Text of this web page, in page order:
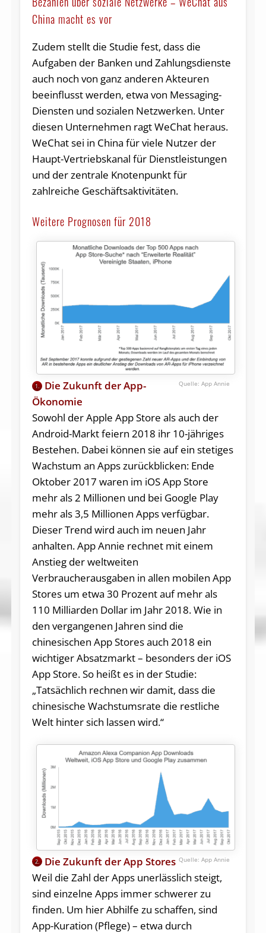
China macht es vor
Zudem stellt die Studie fest, dass die
Aufgaben der Banken und Zahlungsdienste
auch noch von ganz anderen Akteuren
beeinflusst werden, etwa von Messaging-
Diensten und sozialen Netzwerken. Unter
diesen Unternehmen ragt WeChat heraus.
WeChat sei in China für viele Nutzer der
Haupt-Vertriebskanal für Dienstleistungen
und der zentrale Knotenpunkt für
zahlreiche Geschäftsaktivitäten.
Weitere Prognosen für 2018
App Annie
1.
Die Zukunft der App-
Ökonomie
Sowohl der Apple App Store als auch der
Android-Markt feiern 2018 ihr 10-jähriges
Bestehen. Dabei können sie auf ein stetiges
Wachstum an Apps zurückblicken: Ende
Oktober 2017 waren im iOS App Store
mehr als 2 Millionen und bei Google Play
mehr als 3,5 Millionen Apps verfügbar.
Dieser Trend wird auch im neuen Jahr
anhalten. App Annie rechnet mit einem
Anstieg der weltweiten
Verbraucherausgaben in allen mobilen App
Stores um etwa 30 Prozent auf mehr als
110 Milliarden Dollar im Jahr 2018. Wie in
den vergangenen Jahren sind die
chinesischen App Stores auch 2018 ein
wichtiger Absatzmarkt – besonders der iOS
App Store. So heißt es in der Studie:
„Tatsächlich rechnen wir damit, dass die
chinesische Wachstumsrate die restliche
Welt hinter sich lassen wird.“
App Annie
2.
Die Zukunft der App Stores
Weil die Zahl der Apps unerlässlich steigt,
sind einzelne Apps immer schwerer zu
finden. Um hier Abhilfe zu schaffen, sind
App-Kuration (Pflege) – etwa durch